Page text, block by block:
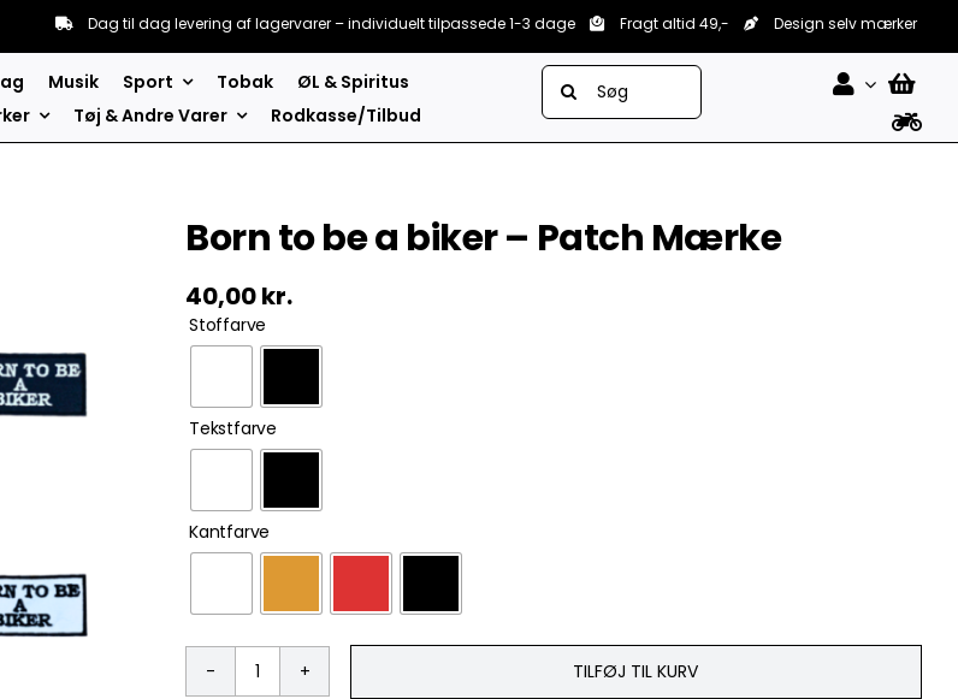
Dag til dag levering af lagervarer – individuelt tilpassede 1-3 dage Fragt altid 49,- Design selv mærker
Musik Sport Tobak
ØL & Spiritus
Tøj & Andre Varer Rodkasse/Tilbud
Søg
efter:
Born to be a biker – Patch Mærke
40,00kr.
Stoffarve
Tekstfarve
Kantfarve
Born
TILFØJ TIL KURV